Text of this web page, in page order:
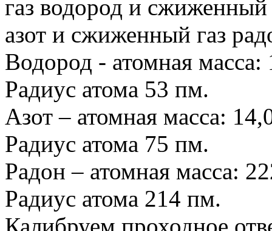
газ водород и
азот и сжиженный газ
Водород - атомная масса:
Радиус атома 53 пм.
Азот – атомная масса:
Радиус атома 75 пм.
Радон – атомная масса:
Радиус атома 214 пм.
Калибруем проходное